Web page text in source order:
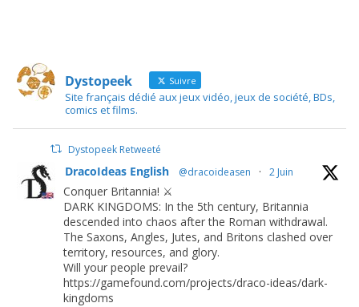
Dystopeek Suivre
Site français dédié aux jeux vidéo, jeux de société, BDs,
comics et films.
Dystopeek Retweeté
DracoIdeas English @dracoideasen · 2 Juin
Conquer Britannia! ⚔️
DARK KINGDOMS: In the 5th century, Britannia
descended into chaos after the Roman withdrawal.
The Saxons, Angles, Jutes, and Britons clashed over
territory, resources, and glory.
Will your people prevail?
https://gamefound.com/projects/draco-ideas/dark-
kingdoms